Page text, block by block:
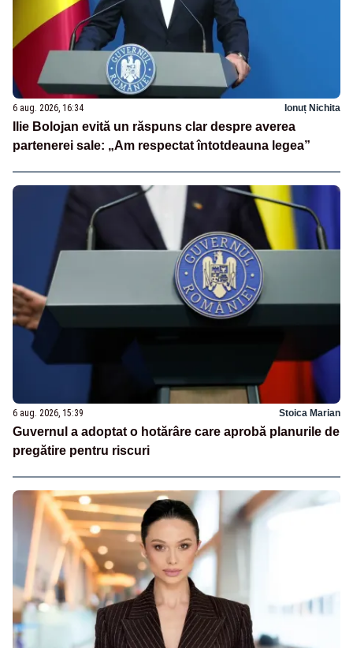
6 aug. 2026, 16:34 Ionuț Nichita
Ilie Bolojan evită un răspuns clar despre averea
partenerei sale: „Am respectat întotdeauna legea”
6 aug. 2026, 15:39 Stoica Marian
Guvernul a adoptat o hotărâre care aprobă planurile de
pregătire pentru riscuri